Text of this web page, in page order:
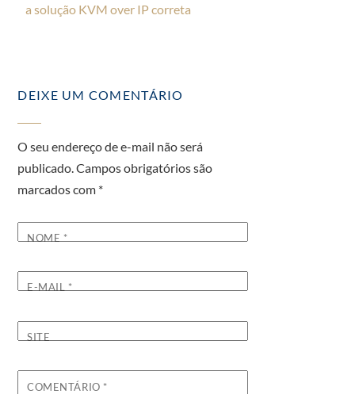
a solução KVM over IP correta
DEIXE UM COMENTÁRIO
O seu endereço de e-mail não será
publicado. Campos obrigatórios são
marcados com *
NOME *
E-MAIL*
SITE
COMENTÁRIO *